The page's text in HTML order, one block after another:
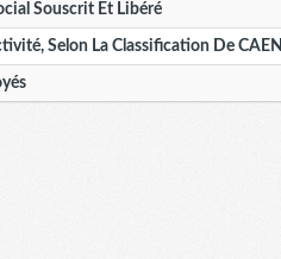
Souscrit Et Libéré
Selon La Classification De CAEN